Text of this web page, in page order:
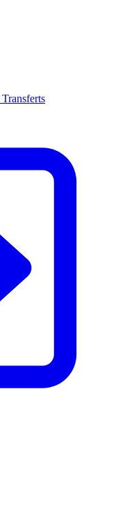
Transferts